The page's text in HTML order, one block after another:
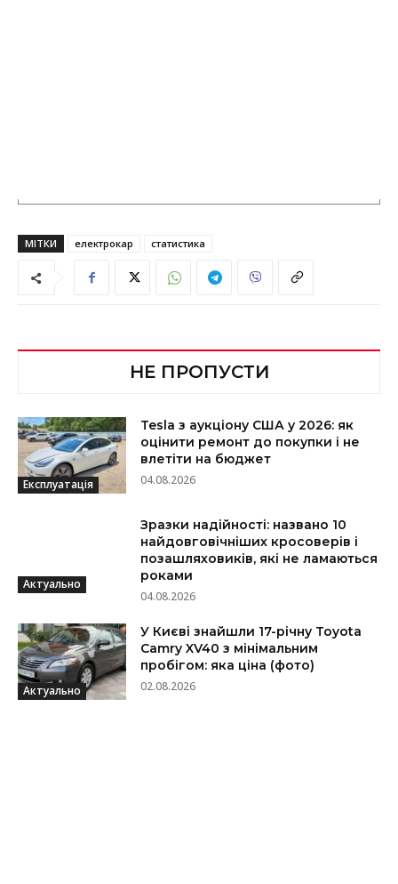
МІТКИ електрокар статистика
НЕ ПРОПУСТИ
Експлуатація
Tesla з аукціону США у 2026: як
оцінити ремонт до покупки і не
влетіти на бюджет
04.08.2026
Актуально
Зразки надійності: названо 10
найдовговічніших кросоверів і
позашляховиків, які не ламаються
роками
04.08.2026
Актуально
У Києві знайшли 17-річну Toyota
Camry XV40 з мінімальним
пробігом: яка ціна (фото)
02.08.2026